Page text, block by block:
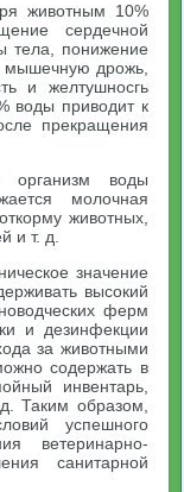
животным 10%
сердечной
тела, понижение
мышечную дрожь,
и желтушносгь
воды приводит к
прекращения
организм воды
молочная
животных,
и т. д.
значение
высокий
ферм
и дезинфекции
за животными
содержать в
инвентарь,
Таким образом,
успешного
ветеринарно-
санитарной